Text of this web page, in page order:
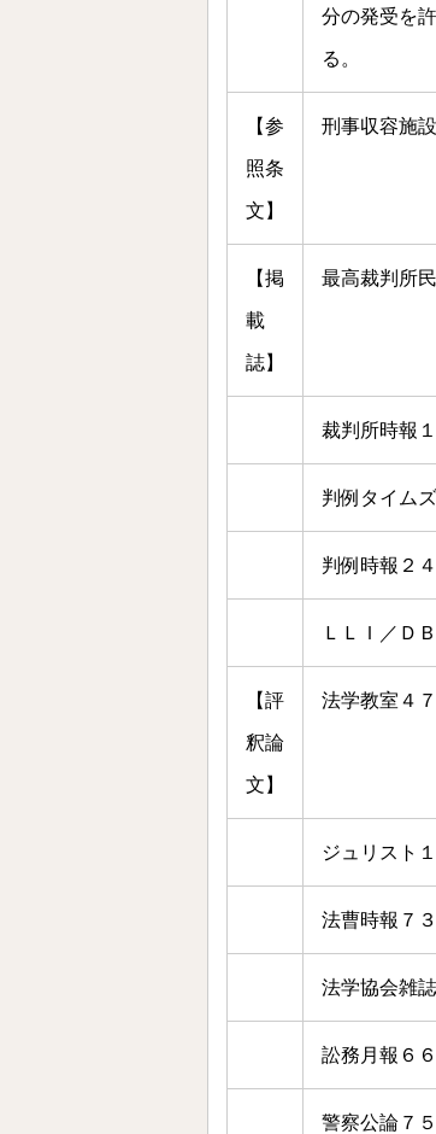
分の発受を
る。
【参
照条
文】
刑事収容施
【掲
載
誌】
最高裁判所
裁判所時報
判例タイム
判例時報２
ＬＬＩ／Ｄ
【評
釈論
文】
法学教室４
ジュリスト
法曹時報７
法学協会雑
訟務月報６
警察公論７